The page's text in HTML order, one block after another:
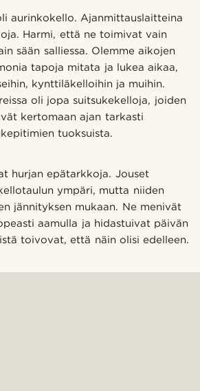
aurinkokello. Ajanmittauslaitteina
Harmi, että ne toimivat vain
sään salliessa. Olemme aikojen
tapoja mitata ja lukea aikaa,
kynttiläkelloihin ja muihin.
oli jopa suitsukekelloja, joiden
kertomaan ajan tarkasti
tuoksuista.
hurjan epätarkkoja. Jouset
ympäri, mutta niiden
jännityksen mukaan. Ne menivät
aamulla ja hidastuivat päivän
toivovat, että näin olisi edelleen.